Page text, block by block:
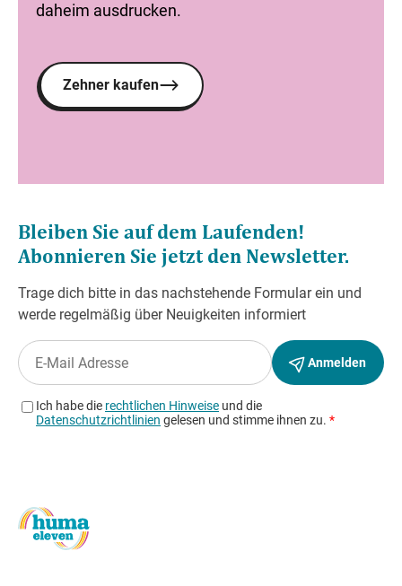
daheim ausdrucken.
Zehner kaufen